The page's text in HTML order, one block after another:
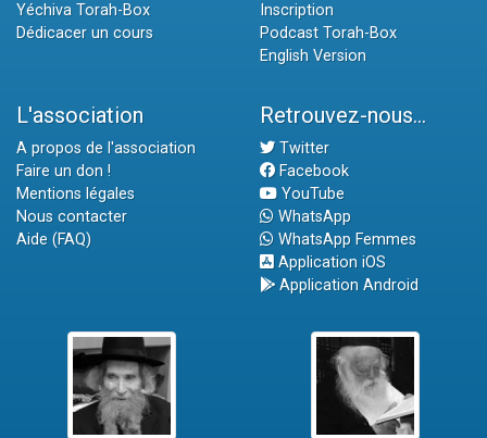
Yéchiva Torah-Box
Dédicacer un cours
Inscription
Podcast Torah-Box
English Version
L'association
A propos de l'association
Faire un don !
Mentions légales
Nous contacter
Aide (FAQ)
Retrouvez-nous...
Twitter
Facebook
YouTube
WhatsApp
WhatsApp Femmes
Application iOS
Application Android